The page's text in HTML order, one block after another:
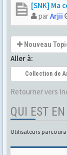
[SNK] Ma
parArjii
Nouveau
Aller à:
Collection de
Retourner vers
QUI EST
Utilisateurs